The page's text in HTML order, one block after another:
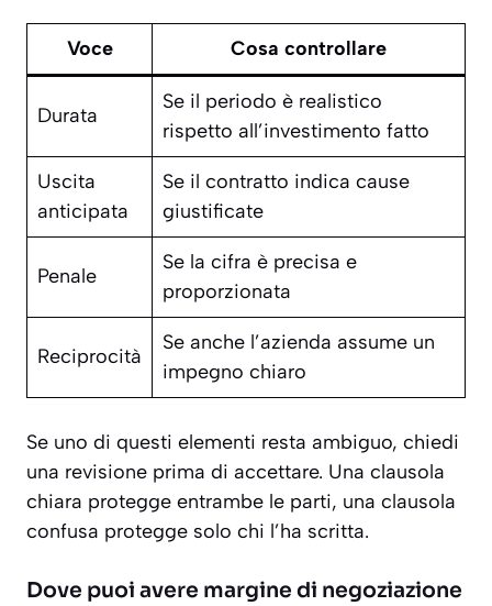
Voce Cosa controllare
Durata
Se il periodo è realistico
rispetto all’investimento fatto
Uscita
anticipata
Se il contratto indica cause
giustificate
Penale
Se la cifra è precisa e
proporzionata
Reciprocità
Se anche l’azienda assume un
impegno chiaro
Se uno di questi elementi resta ambiguo, chiedi
una revisione prima di accettare. Una clausola
chiara protegge entrambe le parti, una clausola
confusa protegge solo chi l’ha scritta.
Dove puoi avere margine di negoziazione